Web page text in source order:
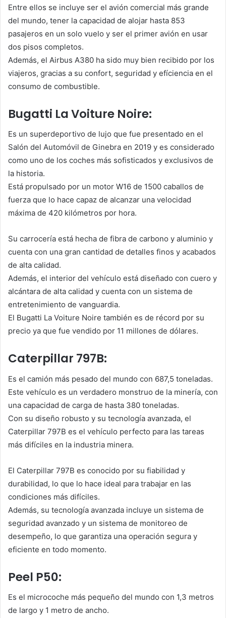
Entre ellos se incluye ser el avión comercial más grande
del mundo, tener la capacidad de alojar hasta 853
pasajeros en un solo vuelo y ser el primer avión en usar
dos pisos completos.
Además, el Airbus A380 ha sido muy bien recibido por los
viajeros, gracias a su confort, seguridad y efíciencia en el
consumo de combustible.
Bugatti La Voiture Noire:
Es un superdeportivo de lujo que fue presentado en el
Salón del Automóvil de Ginebra en 2019 y es considerado
como uno de los coches más sofisticados y exclusivos de
la historia.
Está propulsado por un motor W16 de 1500 caballos de
fuerza que lo hace capaz de alcanzar una velocidad
máxima de 420 kilómetros por hora.
Su carrocería está hecha de fibra de carbono y aluminio y
cuenta con una gran cantidad de detalles finos y acabados
de alta calidad.
Además, el interior del vehículo está diseñado con cuero y
alcántara de alta calidad y cuenta con un sistema de
entretenimiento de vanguardia.
El Bugatti La Voiture Noire también es de récord por su
precio ya que fue vendido por 11 millones de dólares.
Caterpillar 797B:
Es el camión más pesado del mundo con 687,5 toneladas.
Este vehículo es un verdadero monstruo de la minería, con
una capacidad de carga de hasta 380 toneladas.
Con su diseño robusto y su tecnología avanzada, el
Caterpillar 797B es el vehículo perfecto para las tareas
más difíciles en la industria minera.
El Caterpillar 797B es conocido por su fiabilidad y
durabilidad, lo que lo hace ideal para trabajar en las
condiciones más difíciles.
Además, su tecnología avanzada incluye un sistema de
seguridad avanzado y un sistema de monitoreo de
desempeño, lo que garantiza una operación segura y
eficiente en todo momento.
Peel P50:
Es el microcoche más pequeño del mundo con 1,3 metros
de largo y 1 metro de ancho.